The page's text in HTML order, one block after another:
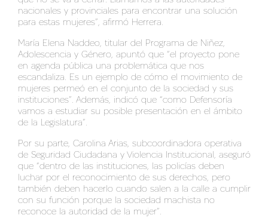
nacionales y provinciales para encontrar una solución
para estas mujeres”, afirmó Herrera.
María Elena Naddeo, titular del Programa de Niñez,
Adolescencia y Género, apuntó que “el proyecto pone
en agenda pública una problemática que nos
escandaliza. Es un ejemplo de cómo el movimiento de
mujeres permeó en el conjunto de la sociedad y sus
instituciones”. Además, indicó que “como Defensoría
vamos a estudiar su posible presentación en el ámbito
de la Legislatura”.
Por su parte, Carolina Arias, subcoordinadora operativa
de Seguridad Ciudadana y Violencia Institucional, aseguró
que “dentro de las instituciones, las policías deben
luchar por el reconocimiento de sus derechos, pero
también deben hacerlo cuando salen a la calle a cumplir
con su función porque la sociedad machista no
reconoce la autoridad de la mujer”.